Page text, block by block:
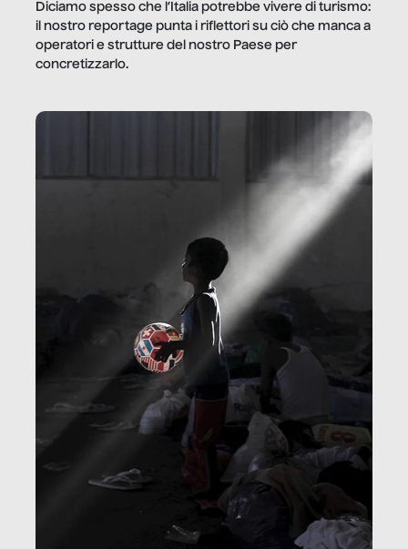
Diciamo spesso che l’Italia potrebbe vivere di turismo:
il nostro reportage punta i riflettori su ciò che manca a
operatori e strutture del nostro Paese per
concretizzarlo.